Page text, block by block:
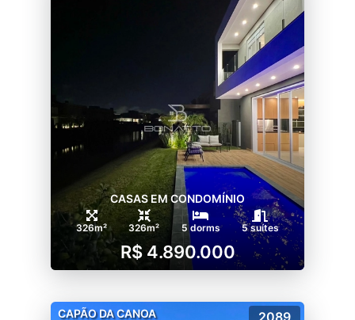
CASAS EM CONDOMÍNIO
326m² 326m² 5 dorms 5 suítes
R$ 4.890.000
CAPÃO DA CANOA 2089